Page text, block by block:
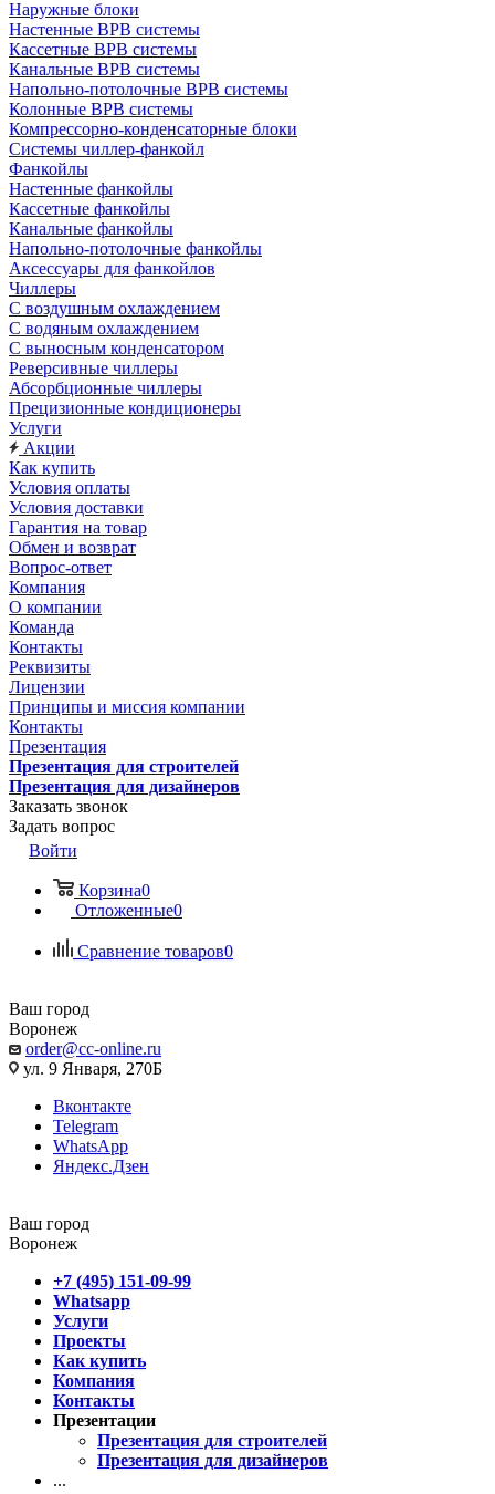
Наружные блоки
Настенные ВРВ системы
Кассетные ВРВ системы
Канальные ВРВ системы
Напольно-потолочные ВРВ системы
Колонные ВРВ системы
Компрессорно-конденсаторные блоки
Системы чиллер-фанкойл
Фанкойлы
Настенные фанкойлы
Кассетные фанкойлы
Канальные фанкойлы
Напольно-потолочные фанкойлы
Аксессуары для фанкойлов
Чиллеры
С воздушным охлаждением
С водяным охлаждением
С выносным конденсатором
Реверсивные чиллеры
Абсорбционные чиллеры
Прецизионные кондиционеры
Услуги
Акции
Как купить
Условия оплаты
Условия доставки
Гарантия на товар
Обмен и возврат
Вопрос-ответ
Компания
О компании
Команда
Контакты
Реквизиты
Лицензии
Принципы и миссия компании
Контакты
Презентация
Презентация для строителей
Презентация для дизайнеров
Заказать звонок
Задать вопрос
Войти
Корзина0
Отложенные0
Сравнение товаров0
Ваш город
Воронеж
order@cc-online.ru
ул. 9 Января, 270Б
Вконтакте
Telegram
WhatsApp
Яндекс.Дзен
Ваш город
Воронеж
+7 (495) 151-09-99
Whatsapp
Услуги
Проекты
Как купить
Компания
Контакты
Презентации
Презентация для строителей
Презентация для дизайнеров
...